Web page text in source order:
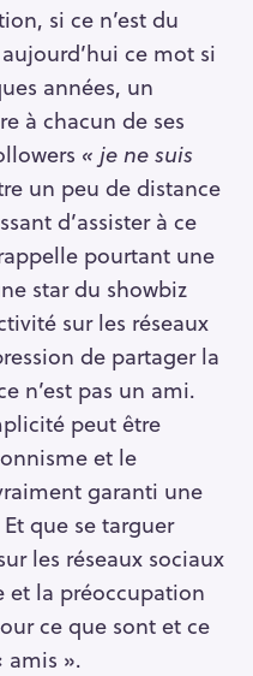
si ce n’est du
ce mot si
années, un
à chacun de ses
« je ne suis
un peu de distance
d’assister à ce
pourtant une
star du showbiz
sur les réseaux
de partager la
n’est pas un ami.
peut être
et le
garanti une
que se targuer
les réseaux sociaux
et la préoccupation
ce que sont et ce
amis ».